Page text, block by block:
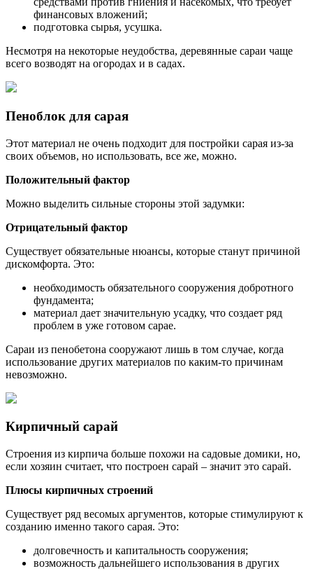
финансовых вложений;
подготовка сырья, усушка.
Несмотря на некоторые неудобства, деревянные сараи чаще
всего возводят на огородах и в садах.
Пеноблок для сарая
Этот материал не очень подходит для постройки сарая из-за
своих объемов, но использовать, все же, можно.
Положительный фактор
Можно выделить сильные стороны этой задумки:
Отрицательный фактор
Существует обязательные нюансы, которые станут причиной
дискомфорта. Это:
необходимость обязательного сооружения добротного
фундамента;
материал дает значительную усадку, что создает ряд
проблем в уже готовом сарае.
Сараи из пенобетона сооружают лишь в том случае, когда
использование других материалов по каким-то причинам
невозможно.
Кирпичный сарай
Строения из кирпича больше похожи на садовые домики, но,
если хозяин считает, что построен сарай – значит это сарай.
Плюсы кирпичных строений
Существует ряд весомых аргументов, которые стимулируют к
созданию именно такого сарая. Это:
долговечность и капитальность сооружения;
возможность дальнейшего использования в других